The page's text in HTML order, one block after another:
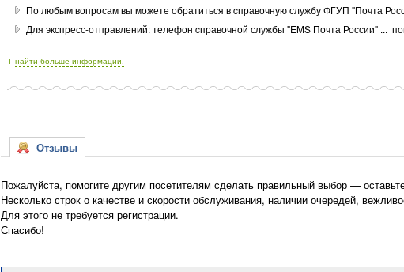
По любым вопросам вы можете обратиться в cправочную службу ФГУП "Почта
Для экспресс-отправлений: телефон cправочной службы "EMS Почта России" ...
+ найти больше информации.
Отзывы
Пожалуйста, помогите другим посетителям сделать правильный выбор —
Несколько строк о качестве и скорости обслуживания, наличии очередей,
Для этого не требуется регистрации.
Спасибо!